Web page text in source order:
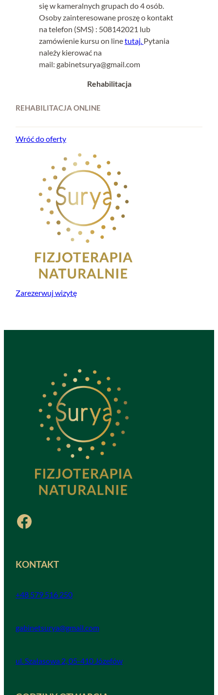
się w kameralnych grupach do 4 osób.
Osoby zainteresowane proszę o kontakt
na telefon (SMS) : 508142021 lub
zamówienie kursu on linetutaj. Pytania
należy kierować na
mail: gabinetsurya@gmail.com
Rehabilitacja
REHABILITACJA ONLINE
Wróć do oferty
Zarezerwuj wizytę
Facebook
KONTAKT
+48 579 516 250
gabinetsurya@gmail.com
ul. Szałasowa 2, 05-410 Józefów